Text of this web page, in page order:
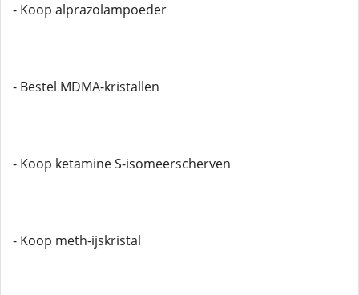
- Koop alprazolampoeder
- Bestel MDMA-kristallen
- Koop ketamine S-isomeerscherven
- Koop meth-ijskristal